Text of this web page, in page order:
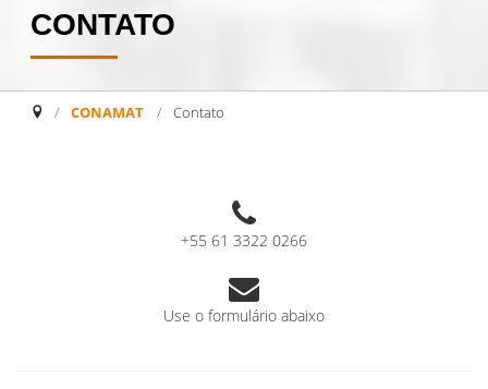
CONTATO
CONAMAT Contato
+55 61 3322 0266
Use o formulário abaixo